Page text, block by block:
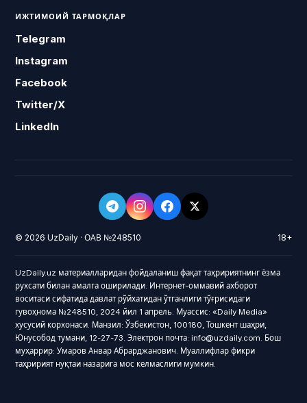
ИЖТИМОИЙ ТАРМОҚЛАР
Telegram
Instagram
Facebook
Twitter/X
LinkedIn
© 2026 UzDaily · ОАВ №248510 18+
UzDaily.uz материалларидан фойдаланиш фақат таҳририятнинг ёзма
рухсати билан амалга оширилади. Интернет-оммавий ахборот
воситаси сифатида давлат рўйхатидан ўтганлиги тўғрисидаги
гувоҳнома №248510, 2024 йил 1 апрель. Муассис: «Daily Media»
хусусий корхонаси. Манзил: Ўзбекистон, 100180, Тошкент шаҳри,
Юнусобод тумани, 12-27-73. Электрон почта: info@uzdaily.com. Бош
муҳаррир: Умаров Анвар Абрарджанович. Муаллифлар фикри
таҳририят нуқтаи назарига мос келмаслиги мумкин.